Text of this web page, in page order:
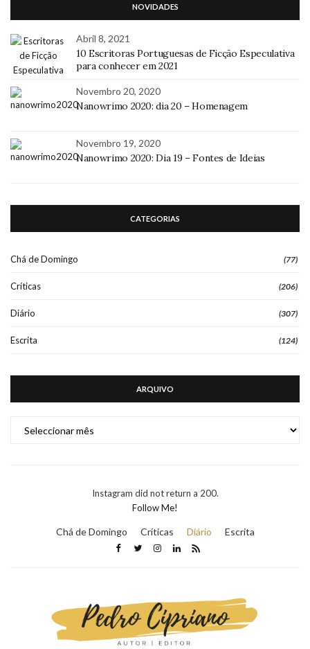
NOVIDADES
Abril 8, 2021
10 Escritoras Portuguesas de Ficção Especulativa
para conhecer em 2021
Novembro 20, 2020
Nanowrimo 2020: dia 20 – Homenagem
Novembro 19, 2020
Nanowrimo 2020: Dia 19 – Fontes de Ideias
CATEGORIAS
Chá de Domingo (77)
Críticas (206)
Diário (307)
Escrita (124)
ARQUIVO
Instagram did not return a 200.
Follow Me!
Chá de Domingo Críticas Diário Escrita